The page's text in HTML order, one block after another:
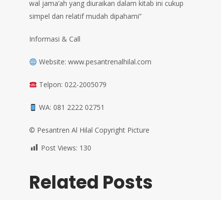
wal jama’ah yang diuraikan dalam kitab ini cukup
simpel dan relatif mudah dipahami”
Informasi & Call
Website: www.pesantrenalhilal.com
Telpon: 022-2005079
WA: 081 2222 02751
©️ Pesantren Al Hilal Copyright Picture
Post Views: 130
Related Posts